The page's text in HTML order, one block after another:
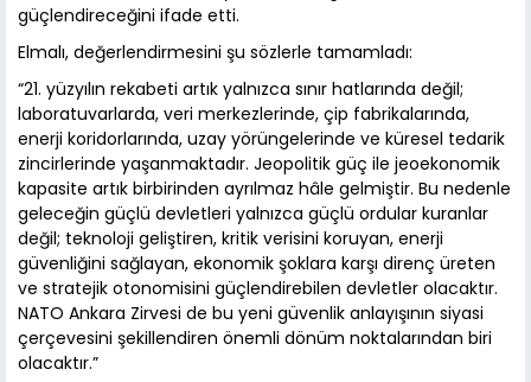
güçlendireceğini ifade etti.
Elmalı, değerlendirmesini şu sözlerle tamamladı:
“21. yüzyılın rekabeti artık yalnızca sınır hatlarında değil;
laboratuvarlarda, veri merkezlerinde, çip fabrikalarında,
enerji koridorlarında, uzay yörüngelerinde ve küresel tedarik
zincirlerinde yaşanmaktadır. Jeopolitik güç ile jeoekonomik
kapasite artık birbirinden ayrılmaz hâle gelmiştir. Bu nedenle
geleceğin güçlü devletleri yalnızca güçlü ordular kuranlar
değil; teknoloji geliştiren, kritik verisini koruyan, enerji
güvenliğini sağlayan, ekonomik şoklara karşı direnç üreten
ve stratejik otonomisini güçlendirebilen devletler olacaktır.
NATO Ankara Zirvesi de bu yeni güvenlik anlayışının siyasi
çerçevesini şekillendiren önemli dönüm noktalarından biri
olacaktır.”